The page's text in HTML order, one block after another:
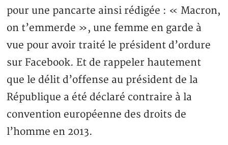
pour une pancarte ainsi rédigée : « Macron,
on t’emmerde », une femme en garde à
vue pour avoir traité le président d’ordure
sur Facebook. Et de rappeler hautement
que le délit d’offense au président de la
République a été déclaré contraire à la
convention européenne des droits de
l’homme en 2013.